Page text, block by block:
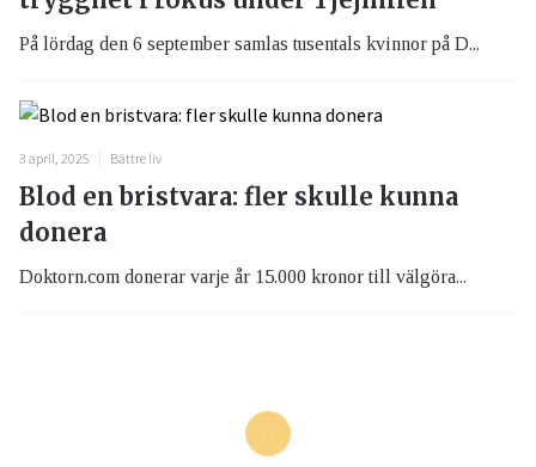
På lördag den 6 september samlas tusentals kvinnor på D...
3 april, 2025 Bättre liv
Blod en bristvara: fler skulle kunna
donera
Doktorn.com donerar varje år 15.000 kronor till välgöra...